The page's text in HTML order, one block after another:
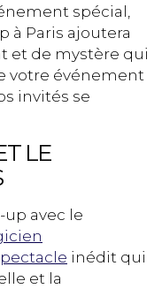
spécial,
à Paris ajoutera
et de mystère qui
votre événement
invités se
LE
avec le
inédit qui
et la